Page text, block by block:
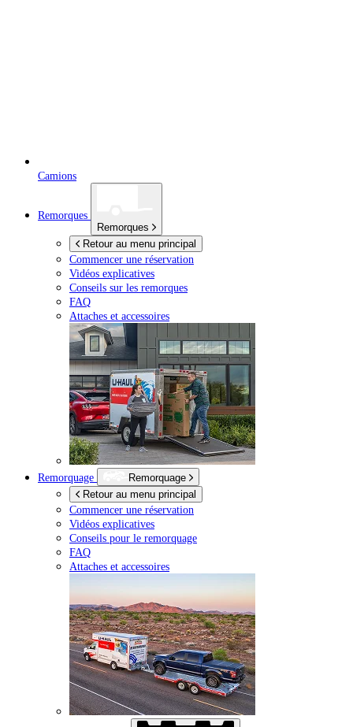
Camions
Remorques
Remorques
Retour au menu principal
Commencer une réservation
Vidéos explicatives
Conseils sur les remorques
FAQ
Attaches et accessoires
Remorquage
Remorquage
Retour au menu principal
Commencer une réservation
Vidéos explicatives
Conseils pour le remorquage
FAQ
Attaches et accessoires